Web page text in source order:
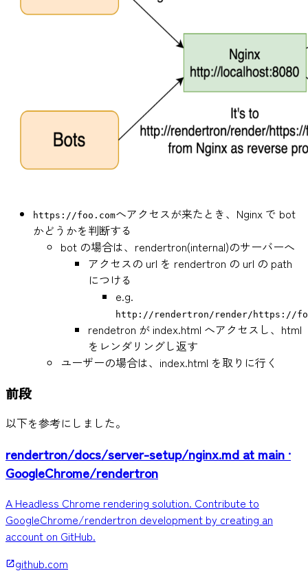
https://foo.comへアクセスが来たとき、Nginx で bot
かどうかを判断する
bot の場合は、rendertron(internal)のサーバーへ
アクセスの url を rendertron の url の path
につける
e.g.
http://rendertron/render/https://
rendetron が index.html へアクセスし、html
をレンダリングし返す
ユーザーの場合は、index.html を取りに行く
前段
以下を参考にしました。
rendertron/docs/server-setup/nginx.md at main ·
GoogleChrome/rendertron
A Headless Chrome rendering solution. Contribute to
GoogleChrome/rendertron development by creating an
account on GitHub.
github.com